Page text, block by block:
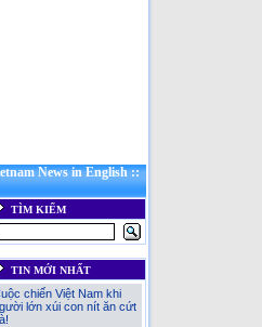
News in English::
TÌM KIẾM
TIN MỚI NHẤT
chiến Việt Nam khi
lớn xúi con nít ăn cứt